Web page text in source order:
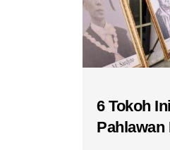
6 Tokoh
Pahlawan